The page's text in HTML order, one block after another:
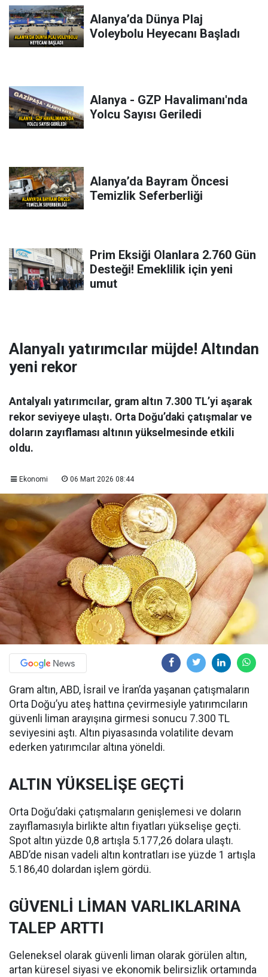
Alanya’da Dünya Plaj
Voleybolu Heyecanı Başladı
Alanya - GZP Havalimanı'nda
Yolcu Sayısı Geriledi
Alanya’da Bayram Öncesi
Temizlik Seferberliği
Prim Eksiği Olanlara 2.760 Gün
Desteği! Emeklilik için yeni
umut
Alanyalı yatırımcılar müjde! Altından
yeni rekor
Antalyalı yatırımcılar, gram altın 7.300 TL’yi aşarak
rekor seviyeye ulaştı. Orta Doğu’daki çatışmalar ve
doların zayıflaması altının yükselmesinde etkili
oldu.
Ekonomi 06 Mart 2026 08:44
Gram altın, ABD, İsrail ve İran’da yaşanan çatışmaların
Orta Doğu’yu ateş hattına çevirmesiyle yatırımcıların
güvenli liman arayışına girmesi sonucu 7.300 TL
seviyesini aştı. Altın piyasasında volatilite devam
ederken yatırımcılar altına yöneldi.
ALTIN YÜKSELİŞE GEÇTİ
Orta Doğu’daki çatışmaların genişlemesi ve doların
zayıflamasıyla birlikte altın fiyatları yükselişe geçti.
Spot altın yüzde 0,8 artışla 5.177,26 dolara ulaştı.
ABD’de nisan vadeli altın kontratları ise yüzde 1 artışla
5.186,40 dolardan işlem gördü.
GÜVENLİ LİMAN VARLIKLARINA
TALEP ARTTI
Geleneksel olarak güvenli liman olarak görülen altın,
artan küresel siyasi ve ekonomik belirsizlik ortamında